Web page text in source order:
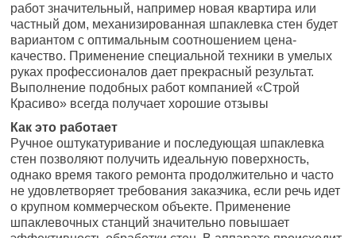
работ значительный, например новая квартира или
частный дом, механизированная шпаклевка стен будет
вариантом с оптимальным соотношением цена-
качество. Применение специальной техники в умелых
руках профессионалов дает прекрасный результат.
Выполнение подобных работ компанией «Строй
Красиво» всегда получает хорошие отзывы
Как это работает
Ручное оштукатуривание и последующая шпаклевка
стен позволяют получить идеальную поверхность,
однако время такого ремонта продолжительно и часто
не удовлетворяет требования заказчика, если речь идет
о крупном коммерческом объекте. Применение
шпаклевочных станций значительно повышает